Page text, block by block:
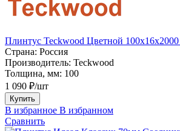
Плинтус Teckwood Цветной
Страна: Россия
Производитель: Teckwood
Толщина, мм: 100
1 090 ₽/шт
Купить
В избранное В избранном
Сравнить